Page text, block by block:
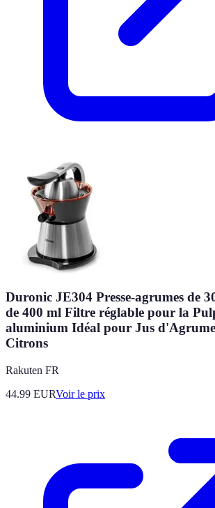
Duronic JE304 Presse-agrumes de
de 400 ml Filtre réglable pour la
aluminium Idéal pour Jus
Citrons
Rakuten FR
44.99 EURVoir le prix